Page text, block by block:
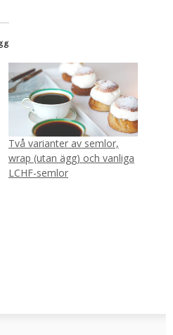
Två varianter av semlor,
wrap (utan ägg) och vanliga
LCHF-semlor